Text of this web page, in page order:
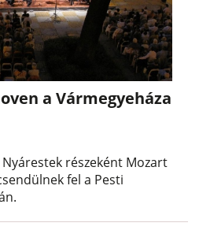
a Vármegyeháza
részeként Mozart
fel a Pesti